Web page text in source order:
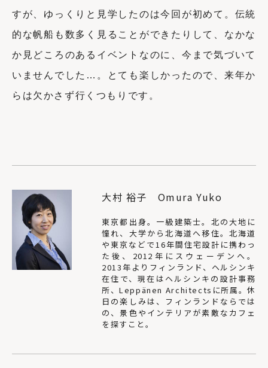
すが、ゆっくりと見学したのは今回が初めて。伝統
的な帆船も数多く見ることができたりして、なかな
か見どころのあるイベントなのに、今まで気づいて
いませんでした…。とても楽しかったので、 来年か
らは欠かさず行くつもりです。
大村 裕子 Omura Yuko
東京都出身。一級建築士。北の大地に
憧れ、大学から北海道へ移住。北海道
や東京などで16年間住宅設計に携わっ
た後、2012年にスウェーデンへ。
2013年よりフィンランド、ヘルシンキ
在住で、現在はヘルシンキの設計事務
所、Leppänen Architectsに所属。休
日の楽しみは、フィンランドならでは
の、景色やインテリアが素敵なカフェ
を探すこと。